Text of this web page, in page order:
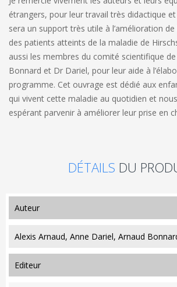
étrangers, pour leur travail très didactique
sera un support très utile à l’amélioration
des patients atteints de la maladie de
aussi les membres du comité scientifique
Bonnard et Dr Dariel, pour leur aide à
programme. Cet ouvrage est dédié aux
qui vivent cette maladie au quotidien et
espérant parvenir à améliorer leur prise en
DÉTAILS DU
auteur
Alexis Arnaud, Anne Dariel, Arnaud
editeur